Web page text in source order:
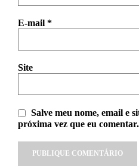
E-mail *
Site
Salve meu nome, email e
próxima vez que eu comentar.